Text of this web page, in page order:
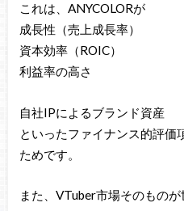
これは、ANYCOLORが
成長性（売上成長率）
資本効率（ROIC）
利益率の高さ
自社IPによるブランド資産
といったファイナンス的評価
ためです。
また、VTuber市場そのもの